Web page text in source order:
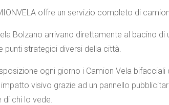
offre un servizio completo di
Bolzano arrivano direttamente al bacino
punti strategici diversi della città.
ogni giorno i Camion Vela
visivo grazie ad un pannello
di chi lo vede.